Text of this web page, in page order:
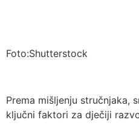
Foto:Shutterstock
Prema mišljenju stručnjaka,
ključni faktori za dječiji